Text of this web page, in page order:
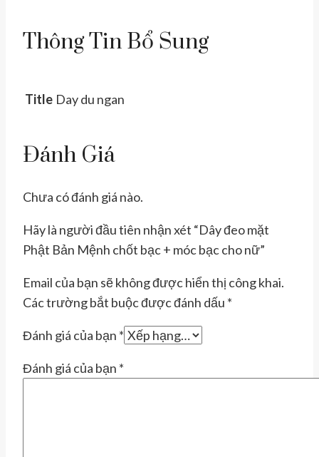
Thông Tin Bổ Sung
Title Day du ngan
Đánh Giá
Chưa có đánh giá nào.
Hãy là người đầu tiên nhận xét “Dây đeo mặt
Phật Bản Mệnh chốt bạc + móc bạc cho nữ”
Email của bạn sẽ không được hiển thị công khai.
Các trường bắt buộc được đánh dấu *
Đánh giá của bạn *
Đánh giá của bạn *